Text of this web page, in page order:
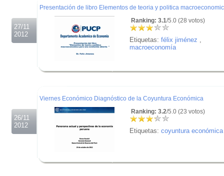
27/11
2012
Presentación de libro Elementos de teoria y politica
Ranking: 3.1/5.0 (28 votos)
Etiquetas: félix jiménez
macroeconomía
26/11
2012
Viernes Económico Diagnóstico de la Coyuntura Económica
Ranking: 3.2/5.0 (23 votos)
Etiquetas: coyuntura económica